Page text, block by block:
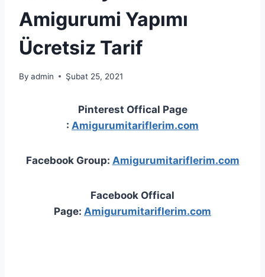
Amigurumi Yapımı
Ücretsiz Tarif
By admin Şubat 25, 2021
Pinterest Offical Page
: Amigurumitariflerim.com
Facebook Group: Amigurumitariflerim.com
Facebook Offical
Page: Amigurumitariflerim.com